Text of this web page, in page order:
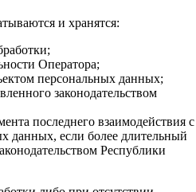
и хранятся:
Оператора;
персональных данных;
законодательством
последнего взаимодействия с
данных, если более длительный
Республики